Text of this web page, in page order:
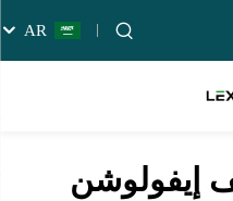
AR
إيفولوشن